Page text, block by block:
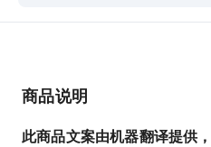
参观这座城市最著名的
了解这座城市的著名居
探索哥德区和波昂街区
商品说明
此商品文案由机器翻译提供